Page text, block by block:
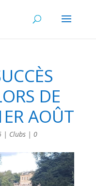
DE
AOÛT
| Clubs| 0